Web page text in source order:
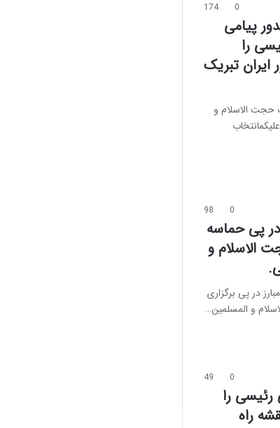
0
174
پیامی
را
تبریک
حجت الاسلام و
0
98
در پی حماسه
الاسلام و
در پی برگزاری
0
49
رئیسی را
راه